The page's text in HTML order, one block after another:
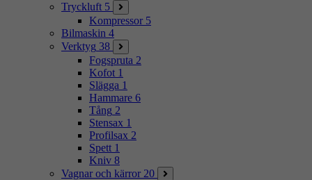
Tryckluft 5
Kompressor 5
Bilmaskin 4
Verktyg 38
Fogspruta 2
Kofot 1
Slägga 1
Hammare 6
Tång 2
Stensax 1
Profilsax 2
Spett 1
Kniv 8
Vagnar och kärror 20